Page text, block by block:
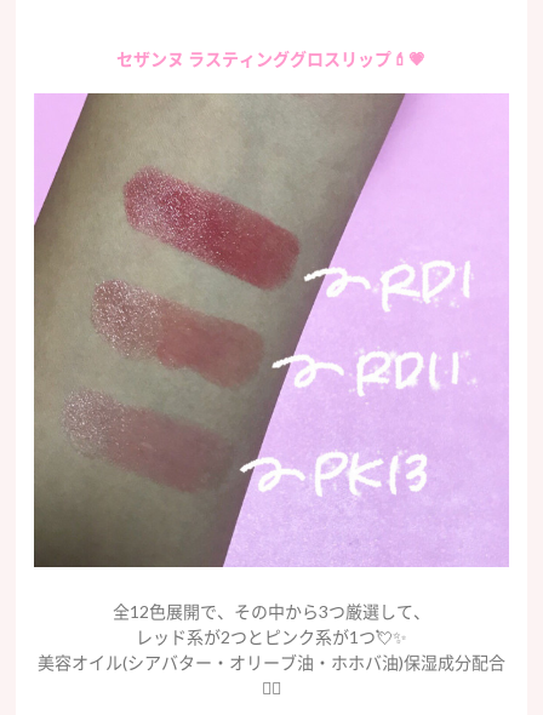
セザンヌ ラスティンググロスリップ💄💗
全12色展開で、その中から3つ厳選して、
レッド系が2つとピンク系が1つ💘✨
美容オイル(シアバター・オリーブ油・ホホバ油)保湿成分配合
🧚‍♀️